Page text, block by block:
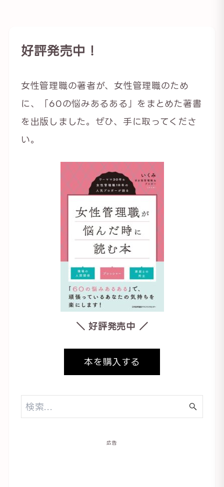
好評発売中！
女性管理職の著者が、女性管理職のため
に、「60の悩みあるある」をまとめた著書
を出版しました。ぜひ、手に取ってくださ
い。
＼ 好評発売中 ／
本を購入する
広告